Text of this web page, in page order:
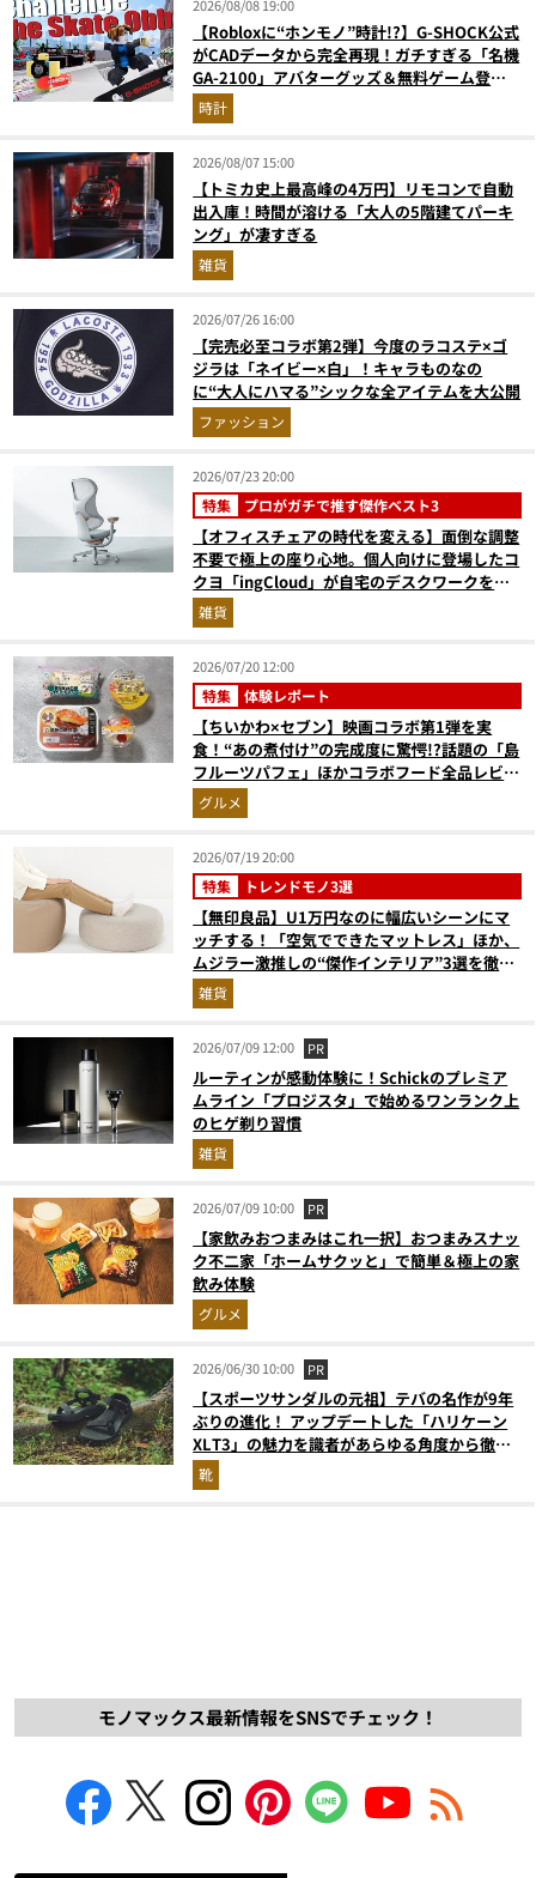
2026/08/08 19:00
【Robloxに“ホンモノ”時計!?】G-SHOCK公式
がCADデータから完全再現！ガチすぎる「名機
GA-2100」アバターグッズ＆無料ゲーム登場
が見逃せない
時計
2026/08/07 15:00
【トミカ史上最高峰の4万円】リモコンで自動
出入庫！時間が溶ける「大人の5階建てパーキ
ング」が凄すぎる
雑貨
2026/07/26 16:00
【完売必至コラボ第2弾】今度のラコステ×ゴ
ジラは「ネイビー×白」！キャラものなの
に“大人にハマる”シックな全アイテムを大公開
ファッション
2026/07/23 20:00
特集 プロがガチで推す傑作ベスト3
【オフィスチェアの時代を変える】面倒な調整
不要で極上の座り心地。個人向けに登場したコ
クヨ「ingCloud」が自宅のデスクワークを激
変させる3つの理由
雑貨
2026/07/20 12:00
特集 体験レポート
【ちいかわ×セブン】映画コラボ第1弾を実
食！“あの煮付け”の完成度に驚愕!?話題の「島
フルーツパフェ」ほかコラボフード全品レビュ
ーグルメ
2026/07/19 20:00
特集 トレンドモノ3選
【無印良品】U1万円なのに幅広いシーンにマ
ッチする！「空気でできたマットレス」ほか、
ムジラー激推しの“傑作インテリア”3選を徹底
解説
雑貨
2026/07/09 12:00 PR
ルーティンが感動体験に！Schickのプレミア
ムライン「プロジスタ」で始めるワンランク上
のヒゲ剃り習慣
雑貨
2026/07/09 10:00 PR
【家飲みおつまみはこれ一択】おつまみスナッ
ク不二家「ホームサクッと」で簡単＆極上の家
飲み体験
グルメ
2026/06/30 10:00 PR
【スポーツサンダルの元祖】テバの名作が9年
ぶりの進化！ アップデートした「ハリケーン
XLT3」の魅力を識者があらゆる角度から徹底
解説！
靴
モノマックス最新情報をSNSでチェック！